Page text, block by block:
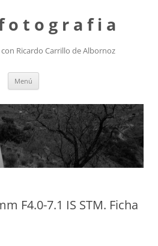
o t o g r a f i a
Ricardo Carrillo de Albornoz
Menú
F4.0-7.1 IS STM. Ficha